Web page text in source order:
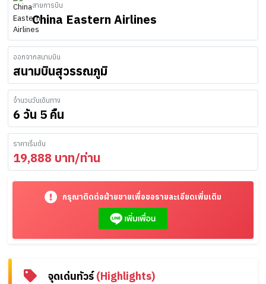
สายการบิน
China Eastern Airlines
ออกจากสนามบิน
สนามบินสุวรรณภูมิ
จำนวนวันเดินทาง
6 วัน 5 คืน
ราคาเริ่มต้น
19,888 บาท/ท่าน
กรุณาติดต่อฝ่ายขายเพื่อขอรายละเอียดเพิ่มเติม
จุดเด่นทัวร์(Highlights)